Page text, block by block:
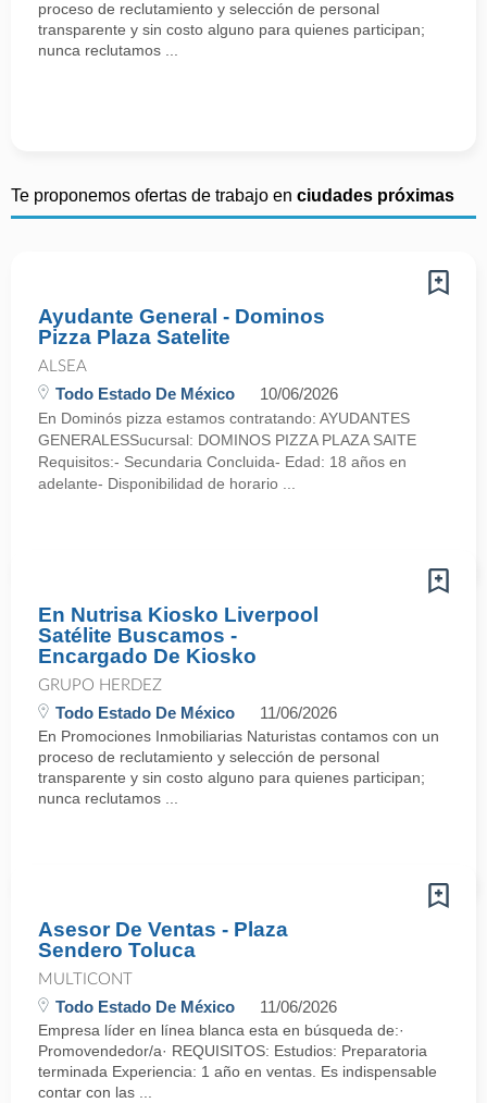
proceso de reclutamiento y selección de personal
transparente y sin costo alguno para quienes participan;
nunca reclutamos ...
Te proponemos ofertas de trabajo en ciudades próximas
Ayudante General - Dominos
Pizza Plaza Satelite
ALSEA
Todo Estado De México 10/06/2026
En Dominós pizza estamos contratando: AYUDANTES
GENERALESSucursal: DOMINOS PIZZA PLAZA SAITE
Requisitos:- Secundaria Concluida- Edad: 18 años en
adelante- Disponibilidad de horario ...
En Nutrisa Kiosko Liverpool
Satélite Buscamos -
Encargado De Kiosko
GRUPO HERDEZ
Todo Estado De México 11/06/2026
En Promociones Inmobiliarias Naturistas contamos con un
proceso de reclutamiento y selección de personal
transparente y sin costo alguno para quienes participan;
nunca reclutamos ...
Asesor De Ventas - Plaza
Sendero Toluca
MULTICONT
Todo Estado De México 11/06/2026
Empresa líder en línea blanca esta en búsqueda de:·
Promovendedor/a· REQUISITOS: Estudios: Preparatoria
terminada Experiencia: 1 año en ventas. Es indispensable
contar con las ...